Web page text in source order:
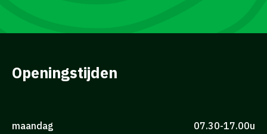
Openingstijden
maandag 07.30-17.00u